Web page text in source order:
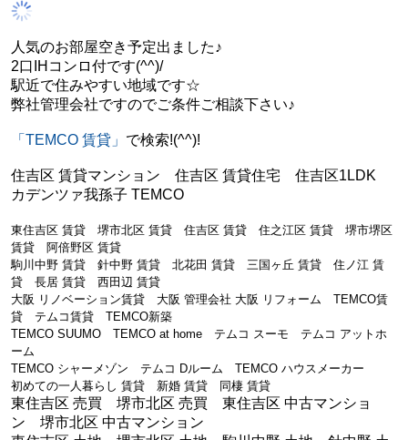
人気のお部屋空き予定出ました♪
2口IHコンロ付です(^^)/
駅近で住みやすい地域です☆
弊社管理会社ですのでご条件ご相談下さい♪
「TEMCO 賃貸」 で検索!(^^)!
住吉区 賃貸マンション 住吉区 賃貸住宅 住吉区1LDK
カデンツァ我孫子 TEMCO
東住吉区 賃貸 堺市北区 賃貸 住吉区 賃貸 住之江区 賃貸 堺市堺区
賃貸 阿倍野区 賃貸
駒川中野 賃貸 針中野 賃貸 北花田 賃貸 三国ヶ丘 賃貸 住ノ江 賃
貸 長居 賃貸 西田辺 賃貸
大阪 リノベーション賃貸 大阪 管理会社 大阪 リフォーム TEMCO賃
貸 テムコ賃貸 TEMCO新築
TEMCO SUUMO TEMCO at home テムコ スーモ テムコ アットホ
ーム
TEMCO シャーメゾン テムコ Dルーム TEMCO ハウスメーカー
初めての一人暮らし 賃貸 新婚 賃貸 同棲 賃貸
東住吉区 売買 堺市北区 売買 東住吉区 中古マンショ
ン 堺市北区 中古マンション